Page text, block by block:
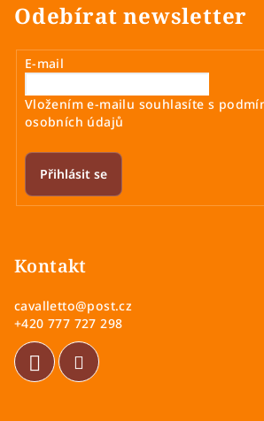
Odebírat newsletter
E-mail
Vložením e-mailu souhlasíte s
osobních údajů
Přihlásit se
Kontakt
cavalletto@post.cz
+420 777 727 298